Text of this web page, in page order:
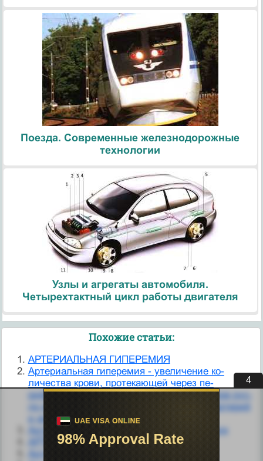
Поезда. Современные железнодорожные
технологии
Узлы и агрегаты автомобиля.
Четырехтактный цикл работы двигателя
Похожие статьи:
АРТЕРИАЛЬНАЯ ГИПЕРЕМИЯ
Артериальная гиперемия - увеличение ко­
личества крови, протекающей через пе­
риферическое и (или) микроциркуляторное рус­
ло вследствие дилятации приводящих артерий
и артериол.
Артериальная гиперемия в головном мозге
АРТЕРИАЛЬНАЯ ГИПЕРТЕНЗИЯ
Артериальная гипертония
3